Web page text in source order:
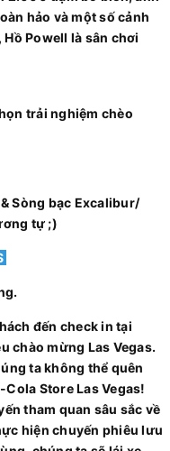
hảo và một số cảnh
Powell là sân chơi
trải nghiệm chèo
Sòng bạc Excalibur/
tự ;)
đến check in tại
chào mừng Las Vegas.
ta không thể quên
Cola Store Las Vegas!
tham quan sâu sắc về
hiện chuyến phiêu lưu